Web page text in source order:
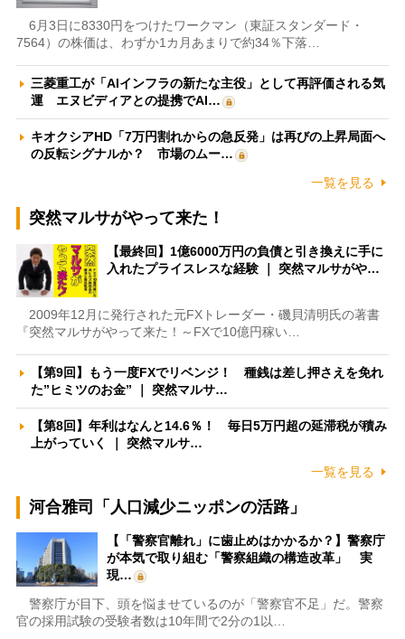
6月3日に8330円をつけたワークマン（東証スタンダード・
7564）の株価は、わずか1カ月あまりで約34％下落…
三菱重工が「AIインフラの新たな主役」として再評価される気
運 エヌビディアとの提携でAI…
キオクシアHD「7万円割れからの急反発」は再びの上昇局面へ
の反転シグナルか？ 市場のムー…
一覧を見る
突然マルサがやって来た！
【最終回】1億6000万円の負債と引き換えに手に
入れたプライスレスな経験 ｜ 突然マルサがや…
2009年12月に発行された元FXトレーダー・磯貝清明氏の著書
『突然マルサがやって来た！～FXで10億円稼い…
【第9回】もう一度FXでリベンジ！ 種銭は差し押さえを免れ
た”ヒミツのお金” ｜ 突然マルサ…
【第8回】年利はなんと14.6％！ 毎日5万円超の延滞税が積み
上がっていく ｜ 突然マルサ…
一覧を見る
河合雅司「人口減少ニッポンの活路」
【「警察官離れ」に歯止めはかかるか？】警察庁
が本気で取り組む「警察組織の構造改革」 実
現…
警察庁が目下、頭を悩ませているのが「警察官不足」だ。警察
官の採用試験の受験者数は10年間で2分の1以…